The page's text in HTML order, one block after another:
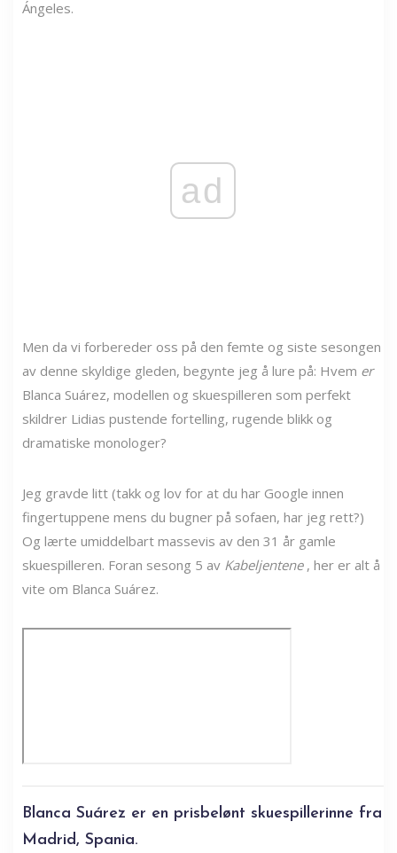
Ángeles.
ad
Men da vi forbereder oss på den femte og siste sesongen
av denne skyldige gleden, begynte jeg å lure på: Hvem er
Blanca Suárez, modellen og skuespilleren som perfekt
skildrer Lidias pustende fortelling, rugende blikk og
dramatiske monologer?
Jeg gravde litt (takk og lov for at du har Google innen
fingertuppene mens du bugner på sofaen, har jeg rett?)
Og lærte umiddelbart massevis av den 31 år gamle
skuespilleren. Foran sesong 5 av Kabeljentene, her er alt å
vite om Blanca Suárez.
Blanca Suárez er en prisbelønt skuespillerinne fra
Madrid, Spania.